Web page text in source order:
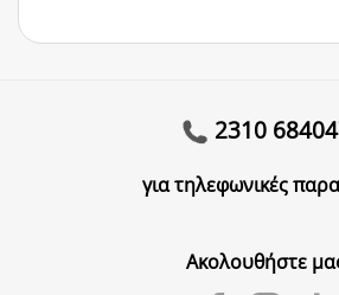
2310
για τηλεφωνικές
Ακολουθήστε